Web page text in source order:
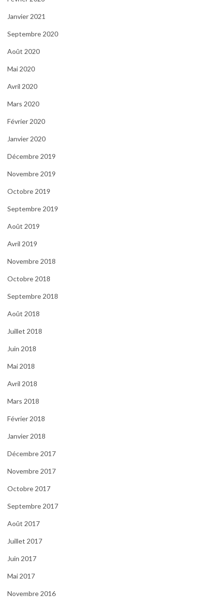
Janvier 2021
Septembre 2020
Août 2020
Mai 2020
Avril 2020
Mars 2020
Février 2020
Janvier 2020
Décembre 2019
Novembre 2019
Octobre 2019
Septembre 2019
Août 2019
Avril 2019
Novembre 2018
Octobre 2018
Septembre 2018
Août 2018
Juillet 2018
Juin 2018
Mai 2018
Avril 2018
Mars 2018
Février 2018
Janvier 2018
Décembre 2017
Novembre 2017
Octobre 2017
Septembre 2017
Août 2017
Juillet 2017
Juin 2017
Mai 2017
Novembre 2016